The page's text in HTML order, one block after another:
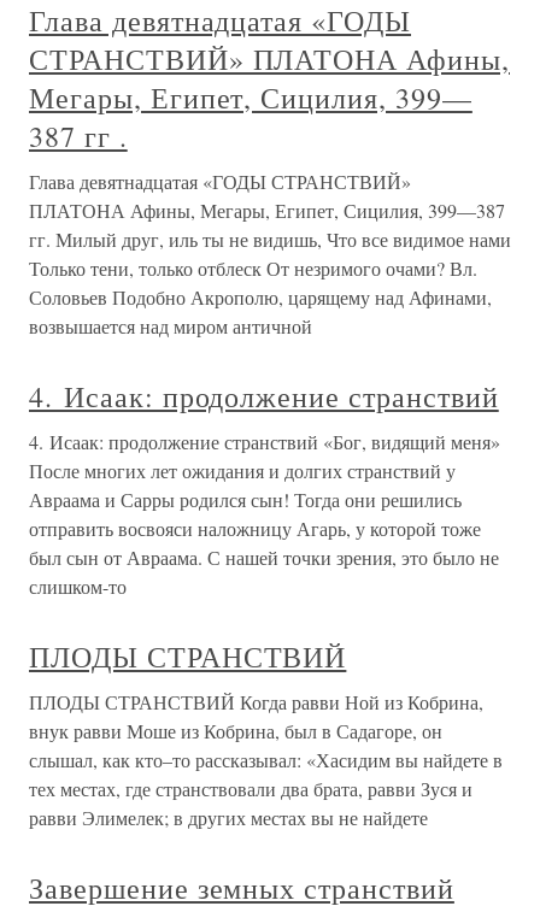
Глава девятнадцатая «ГОДЫ
СТРАНСТВИЙ» ПЛАТОНА Афины,
Мегары, Египет, Сицилия, 399—
387 гг .
Глава девятнадцатая «ГОДЫ СТРАНСТВИЙ»
ПЛАТОНА Афины, Мегары, Египет, Сицилия, 399—387
гг. Милый друг, иль ты не видишь, Что все видимое нами
Только тени, только отблеск От незримого очами? Вл.
Соловьев Подобно Акрополю, царящему над Афинами,
возвышается над миром античной
4. Исаак: продолжение странствий
4. Исаак: продолжение странствий «Бог, видящий меня»
После многих лет ожидания и долгих странствий у
Авраама и Сарры родился сын! Тогда они решились
отправить восвояси наложницу Агарь, у которой тоже
был сын от Авраама. С нашей точки зрения, это было не
слишком-то
ПЛОДЫ СТРАНСТВИЙ
ПЛОДЫ СТРАНСТВИЙ Когда равви Ной из Кобрина,
внук равви Моше из Кобрина, был в Садагоре, он
слышал, как кто–то рассказывал: «Хасидим вы найдете в
тех местах, где странствовали два брата, равви Зуся и
равви Элимелек; в других местах вы не найдете
Завершение земных странствий